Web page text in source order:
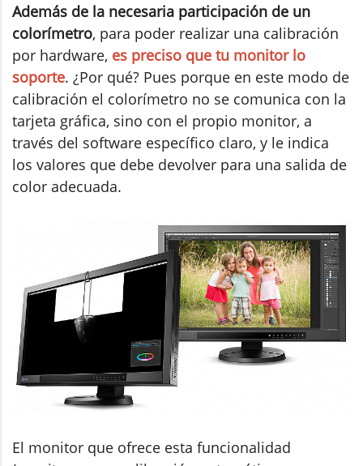
Además de la necesaria participación de un
colorímetro, para poder realizar una calibración
por hardware, es preciso que tu monitor lo
soporte. ¿Por qué? Pues porque en este modo de
calibración el colorímetro no se comunica con la
tarjeta gráfica, sino con el propio monitor, a
través del software específico claro, y le indica
los valores que debe devolver para una salida de
color adecuada.
El monitor que ofrece esta funcionalidad